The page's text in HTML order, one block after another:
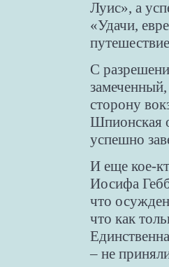
Луис», а
«Удачи,
С
сторону
Шпионская
успешно
И еще кое-
Иосифа
что
что как
– не